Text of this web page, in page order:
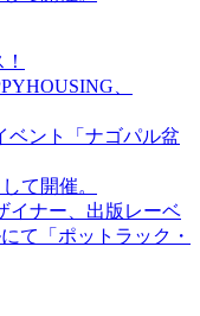
、
ベント「ナゴパル盆
て開催。
イナー、出版レーベ
て「ポットラック・